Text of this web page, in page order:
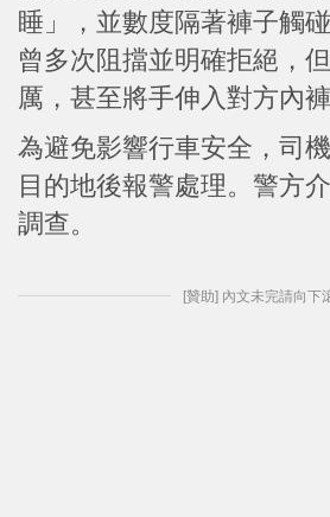
睡」，並數度隔著褲子觸
曾多次阻擋並明確拒絕，
厲，甚至將手伸入對方內褲
為避免影響行車安全，司
目的地後報警處理。警方
調查。
[贊助] 內文未完請向下